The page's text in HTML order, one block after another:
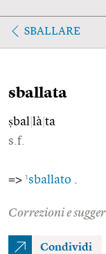
SBALLARE
sballata
ṣbal là ta
s.f.
=> 1sballato
Correzioni e
Condividi